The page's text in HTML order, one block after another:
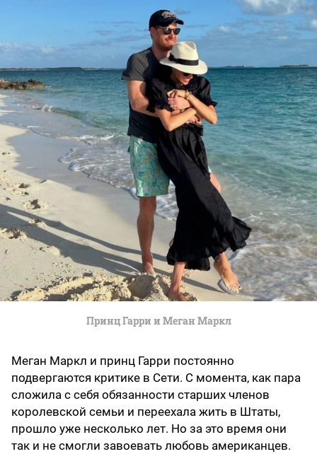
Принц Гарри и Меган Маркл
Меган Маркл и принц Гарри постоянно
подвергаются критике в Сети. С момента, как пара
сложила с себя обязанности старших членов
королевской семьи и переехала жить в Штаты,
прошло уже несколько лет. Но за это время они
так и не смогли завоевать любовь американцев.